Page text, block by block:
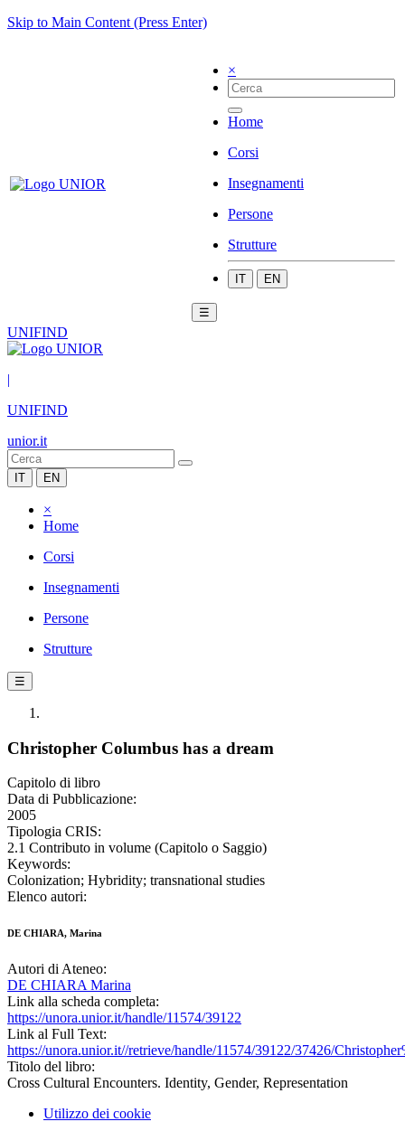
Skip to Main Content (Press Enter)
×
Home
Corsi
Insegnamenti
Persone
Strutture
IT EN
☰
UNIFIND
|
UNIFIND
unior.it
IT EN
×
Home
Corsi
Insegnamenti
Persone
Strutture
☰
Christopher Columbus has a dream
Capitolo di libro
Data di Pubblicazione:
2005
Tipologia CRIS:
2.1 Contributo in volume (Capitolo o Saggio)
Keywords:
Colonization; Hybridity; transnational studies
Elenco autori:
DE CHIARA, Marina
Autori di Ateneo:
DE CHIARA Marina
Link alla scheda completa:
https://unora.unior.it/handle/11574/39122
Link al Full Text:
https://unora.unior.it//retrieve/handle/11574/39122/37426/
Titolo del libro:
Cross Cultural Encounters. Identity, Gender, Representation
Utilizzo dei cookie